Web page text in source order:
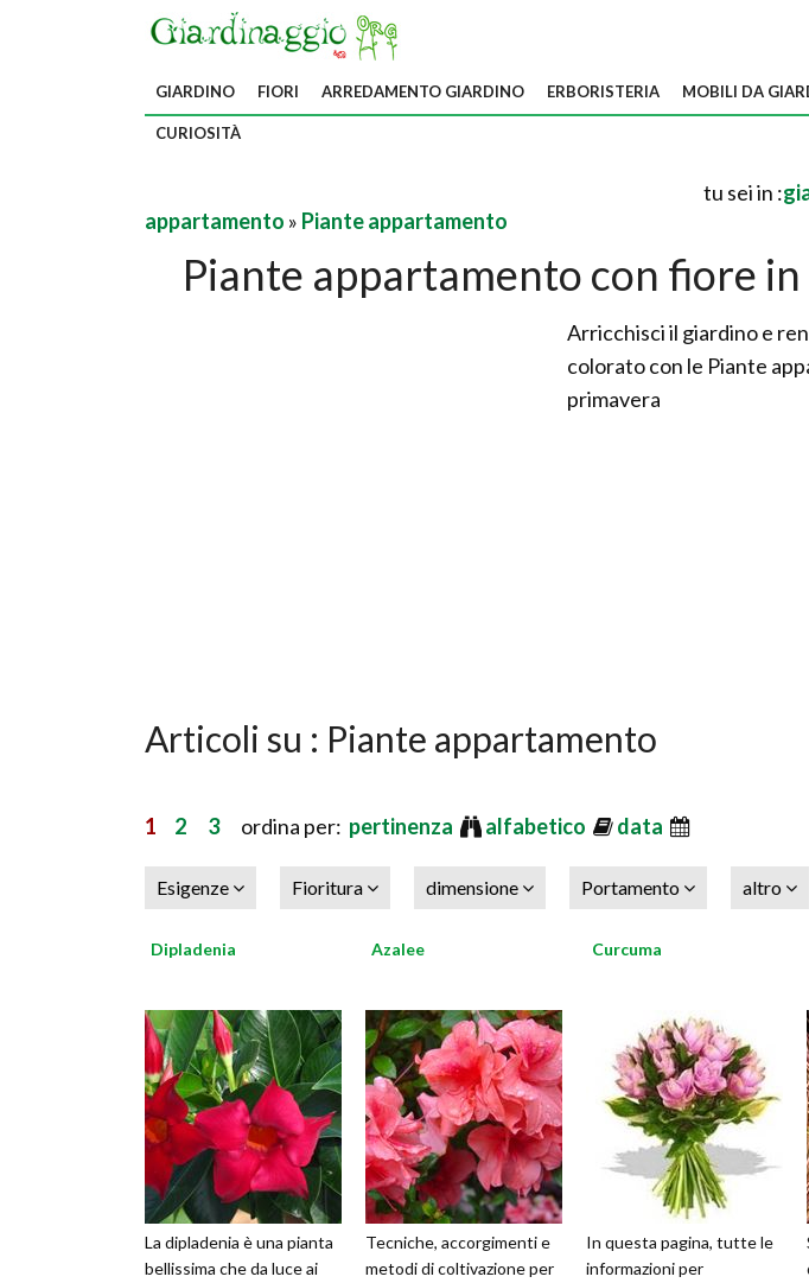
GIARDINO FIORI ARREDAMENTO GIARDINO ERBORISTERIA MOBILI DA
CURIOSITÀ
tu sei in :
appartamento » Piante appartamento
Piante appartamento con fiore
Arricchisci il giardino e
colorato con le Piante
primavera
Articoli su : Piante appartamento
1 2 3ordina per: pertinenza alfabetico data
Esigenze Fioritura dimensione Portamento altro
Dipladenia
La dipladenia è una pianta
bellissima che da luce ai
Azalee
Tecniche, accorgimenti e
metodi di coltivazione per
Curcuma
In questa pagina, tutte le
informazioni per